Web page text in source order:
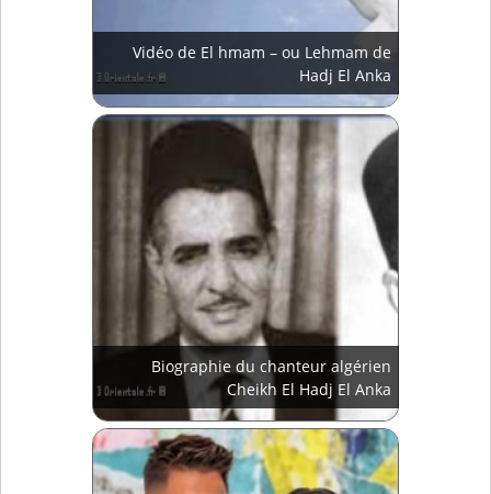
Vidéo de El hmam – ou Lehmam de
Hadj El Anka
Biographie du chanteur algérien
Cheikh El Hadj El Anka